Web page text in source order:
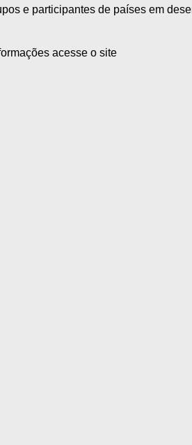
e participantes de países em
acesse o site